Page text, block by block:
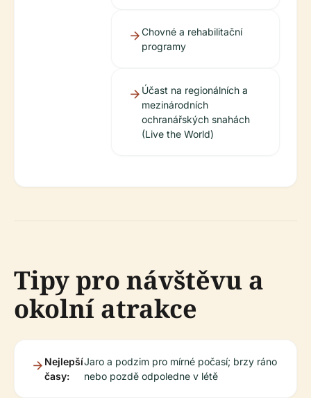
Chovné a rehabilitační
programy
Účast na regionálních a
mezinárodních
ochranářských snahách
(Live the World)
Tipy pro návštěvu a
okolní atrakce
Nejlepší
časy:
Jaro a podzim pro mírné počasí; brzy ráno
nebo pozdě odpoledne v létě